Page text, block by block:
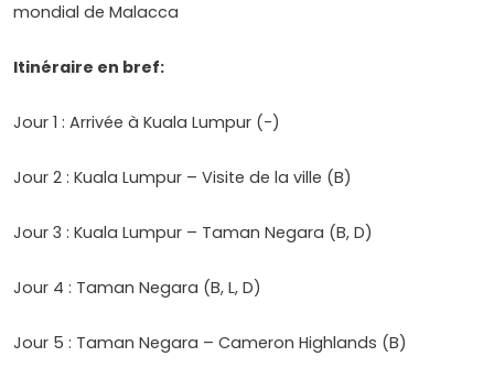
mondial de Malacca
Itinéraire en bref:
Jour 1 : Arrivée à Kuala Lumpur (-)
Jour 2 : Kuala Lumpur – Visite de la ville (B)
Jour 3 : Kuala Lumpur – Taman Negara (B, D)
Jour 4 : Taman Negara (B, L, D)
Jour 5 : Taman Negara – Cameron Highlands (B)